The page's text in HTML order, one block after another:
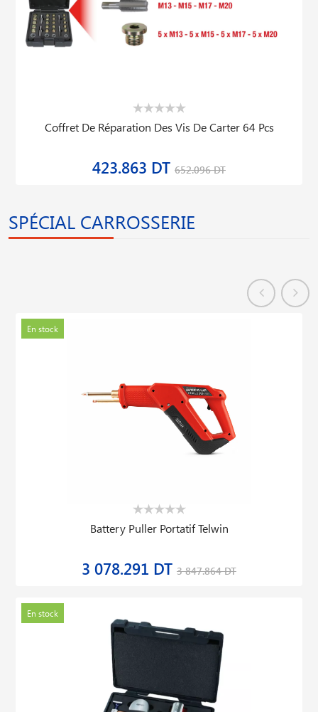
Coffret De Réparation Des Vis De Carter 64 Pcs
423.863 DT 652.096 DT
SPÉCIAL CARROSSERIE
En stock
Battery Puller Portatif Telwin
3 078.291 DT 3 847.864 DT
En stock